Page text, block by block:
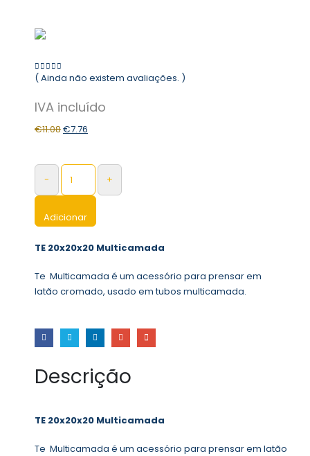
0 out of 5
( Ainda não existem avaliações. )
€11.08€7.76
- +
Adicionar
TE 20x20x20 Multicamada
Te Multicamada é um acessório para prensar em
latão cromado, usado em tubos multicamada.
Descrição
TE 20x20x20 Multicamada
Te Multicamada é um acessório para prensar em latão